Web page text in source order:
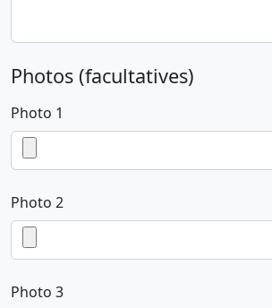
Photos (facultatives)
Photo 1
Photo 2
Photo 3